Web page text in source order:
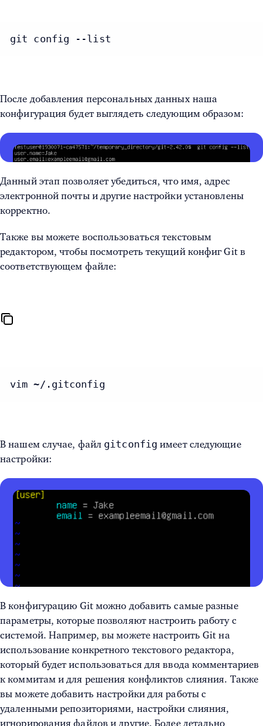
git config --list
После добавления персональных данных наша
конфигурация будет выглядеть следующим образом:
Данный этап позволяет убедиться, что имя, адрес
электронной почты и другие настройки установлены
корректно.
Также вы можете воспользоваться текстовым
редактором, чтобы посмотреть текущий конфиг Git в
соответствующем файле:
vim ~/.gitconfig
В нашем случае, файл gitconfig имеет следующие
настройки:
В конфигурацию Git можно добавить самые разные
параметры, которые позволяют настроить работу с
системой. Например, вы можете настроить Git на
использование конкретного текстового редактора,
который будет использоваться для ввода комментариев
к коммитам и для решения конфликтов слияния. Также
вы можете добавить настройки для работы с
удаленными репозиториями, настройки слияния,
игнорирования файлов и другие. Более детально